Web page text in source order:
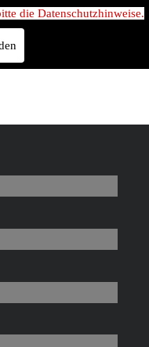
die Datenschutzhinweise.